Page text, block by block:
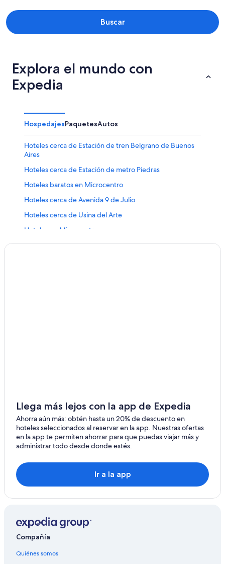
Buscar
Explora el mundo con
Expedia
HospedajesPaquetesAutos
Hoteles cerca de Estación de tren Belgrano de Buenos
Aires
Hoteles cerca de Estación de metro Piedras
Hoteles baratos en Microcentro
Hoteles cerca de Avenida 9 de Julio
Hoteles cerca de Usina del Arte
Hoteles en Microcentro
Hoteles cerca de Museo del Cine Argentino
Hoteles baratos en Monserrat
Hoteles boutique en Monserrat
Hoteles cerca de la catedral en Monserrat
Hoteles con estacionamiento en Monserrat
Hoteles en Monserrat
Hoteles cerca de Catedral Metropolitana de Buenos
Hoteles cerca de Estación de tren Constitución de
Buenos Aires
Apart-Hoteles en Estación de metro Sáenz Peña
Llega más lejos con la app de Expedia
Ahorra aún más: obtén hasta un 20% de descuento en
hoteles seleccionados al reservar en la app. Nuestras ofertas
en la app te permiten ahorrar para que puedas viajar más y
administrar todo desde donde estés.
Ir a la app
Compañía
Quiénes somos